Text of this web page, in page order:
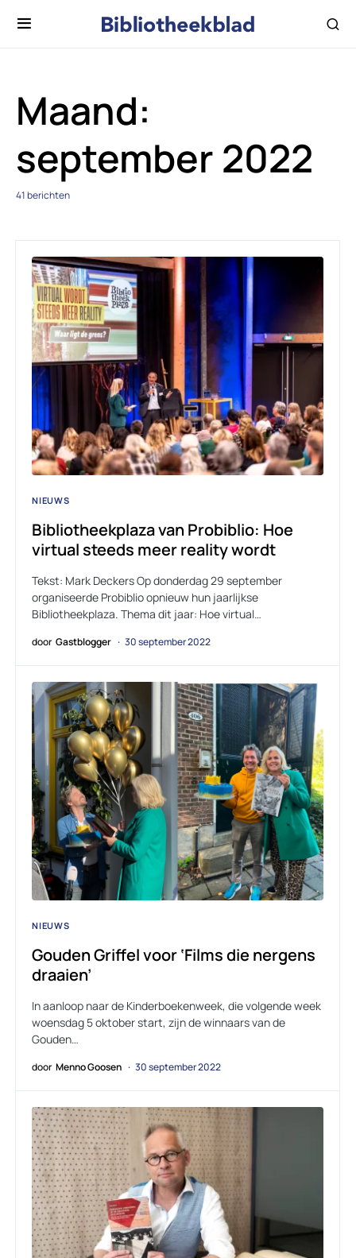
Maand:
september 2022
41 berichten
NIEUWS
Bibliotheekplaza van Probiblio: Hoe
virtual steeds meer reality wordt
Tekst: Mark Deckers Op donderdag 29 september
organiseerde Probiblio opnieuw hun jaarlijkse
Bibliotheekplaza. Thema dit jaar: Hoe virtual…
door Gastblogger 30 september 2022
NIEUWS
Gouden Griffel voor ‘Films die nergens
draaien’
In aanloop naar de Kinderboekenweek, die volgende week
woensdag 5 oktober start, zijn de winnaars van de
Gouden…
door Menno Goosen 30 september 2022